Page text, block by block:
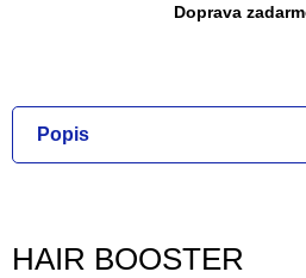
Doprava
Popis
HAIR BOOSTER